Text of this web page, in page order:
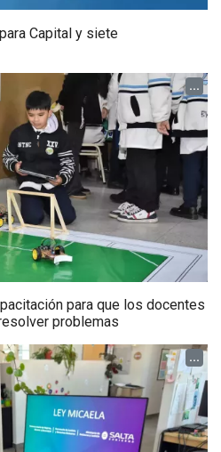
Capital y siete
...
para que los docentes
problemas
...